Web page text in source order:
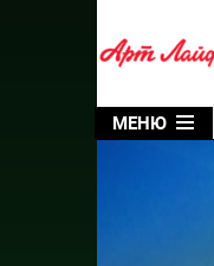
МЕНЮ